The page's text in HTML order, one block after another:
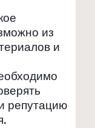
из
и
репутацию